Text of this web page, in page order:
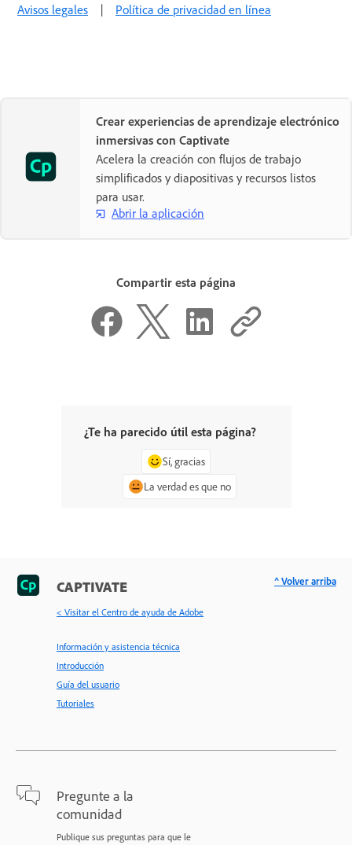
Avisos legales | Política de privacidad en línea
Crear experiencias de aprendizaje electrónico
inmersivas con Captivate
Acelera la creación con flujos de trabajo
simplificados y diapositivas y recursos listos
para usar.
Abrir la aplicación
Compartir esta página
¿Te ha parecido útil esta página?
Sí, gracias
La verdad es que no
CAPTIVATE
< Visitar el Centro de ayuda de Adobe
Información y asistencia técnica
Introducción
Guía del usuario
Tutoriales
Pregunte a la
comunidad
Publique sus preguntas para que le
^ Volver arriba